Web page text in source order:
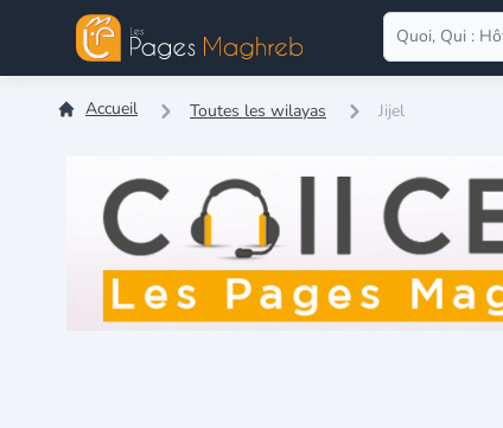
Accueil Toutes les wilayas Jijel